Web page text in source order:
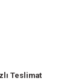
Teslimat